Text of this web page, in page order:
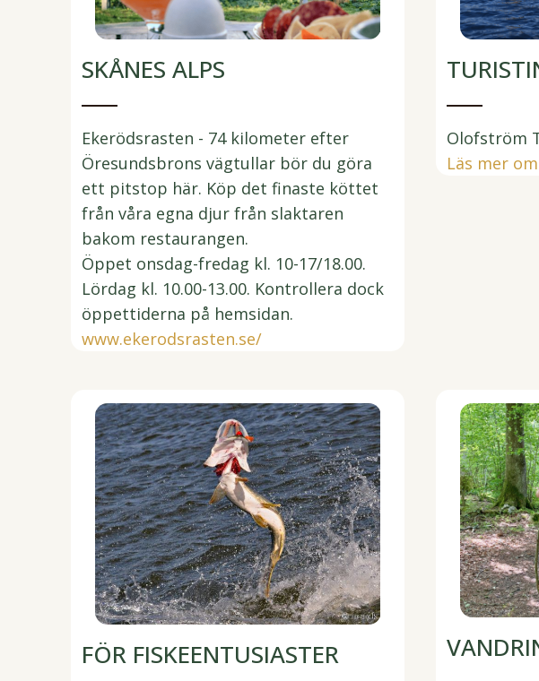
SKÅNES ALPS
Ekerödsrasten - 74 kilometer efter
Öresundsbrons vägtullar bör du göra
ett pitstop här. Köp det finaste köttet
från våra egna djur från slaktaren
bakom restaurangen.
Öppet onsdag-fredag kl. 10-17/18.00.
Lördag kl. 10.00-13.00. Kontrollera dock
öppettiderna på hemsidan.
www.ekerodsrasten.se/
Olofström
Läs mer
FÖR FISKEENTUSIASTER